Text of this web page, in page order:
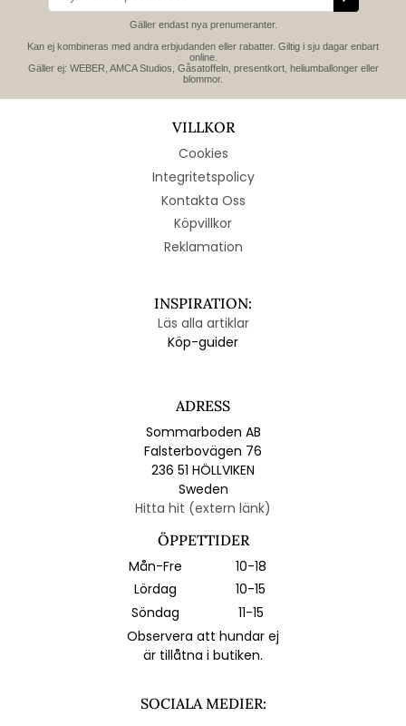
Gäller endast nya prenumeranter.
Kan ej kombineras med andra erbjudanden eller rabatter. Giltig i sju dagar enbart
online.
Gäller ej: WEBER, AMCA Studios, Gåsatoffeln, presentkort, heliumballonger eller
blommor.
VILLKOR
Cookies
Integritetspolicy
Kontakta Oss
Köpvillkor
Reklamation
INSPIRATION:
Läs alla artiklar
Köp-guider
ADRESS
Sommarboden AB
Falsterbovägen 76
236 51 HÖLLVIKEN
Sweden
Hitta hit (extern länk)
ÖPPETTIDER
Mån-Fre
10-18
Lördag
10-15
Söndag
11-15
Observera att hundar ej
är tillåtna i butiken.
SOCIALA MEDIER: